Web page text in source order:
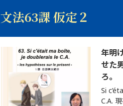
文法63課 仮定２
年明
せた
ろ。
Si
C.A.